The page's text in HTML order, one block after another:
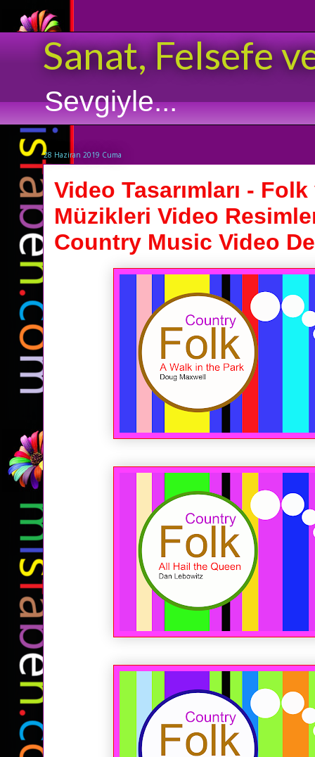
Sanat, Felsefe
Sevgiyle...
28 Haziran 2019 Cuma
Video Tasarımları -
Müzikleri Video
Country Music Video